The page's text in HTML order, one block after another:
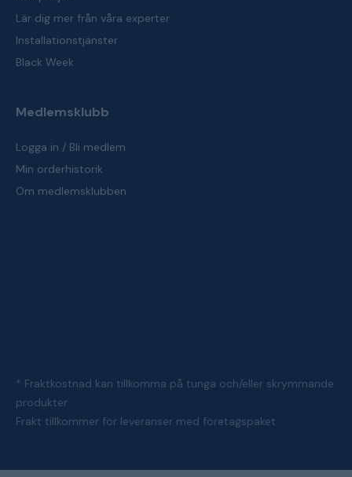
Lär dig mer från våra experter
Installationstjänster
Black Week
Medlemsklubb
Logga in / Bli medlem
Min orderhistorik
Om medlemsklubben
* Fraktkostnad kan tillkomma på tunga och/eller skrymmande
produkter
Frakt tillkommer för leveranser med företagspaket